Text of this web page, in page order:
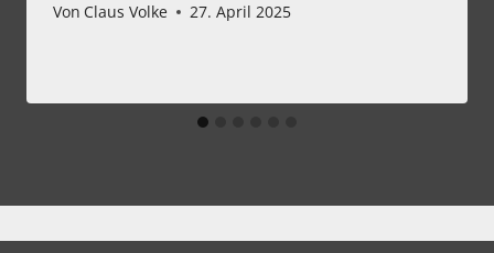
Von Claus Volke 27. April 2025